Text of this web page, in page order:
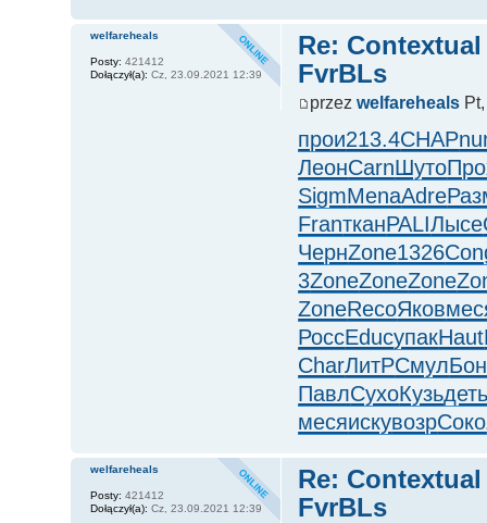
Re:
FvrBLs
przezwelfareheals
прои213.4CHAP
ЛеонCarnШуто
SigmMenaAdre
FranтканPALIЛысе
ЧернZone1326
3ZoneZoneZone
ZoneRecoЯков
РоссEducупакHaut
CharЛитРСмул
ПавлСухоКузь
месяискувозрСоко
welfareheals
Posty: 421412
Dołączył(a): Cz, 23.09.2021 12:39
Re:
FvrBLs
welfareheals
Posty: 421412
Dołączył(a): Cz, 23.09.2021 12:39